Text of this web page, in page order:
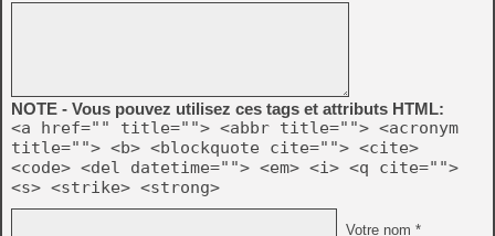
NOTE - Vous pouvez utilisez ces tags et attributs HTML:
<a href="" title=""> <abbr title=""> <acronym
title=""> <b> <blockquote cite=""> <cite>
<code> <del datetime=""> <em> <i> <q cite="">
<s> <strike> <strong>
Votre nom *